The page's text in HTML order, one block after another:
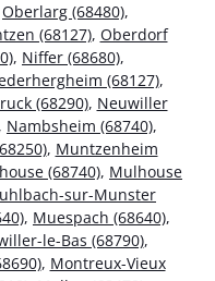
Oberlarg (68480),
(68127), Oberdorf
, Niffer (68680),
(68127),
(68290), Neuwiller
, Nambsheim (68740),
, Muntzenheim
(68740), Mulhouse
sur-Munster
, Muespach (68640),
le-Bas (68790),
, Montreux-Vieux